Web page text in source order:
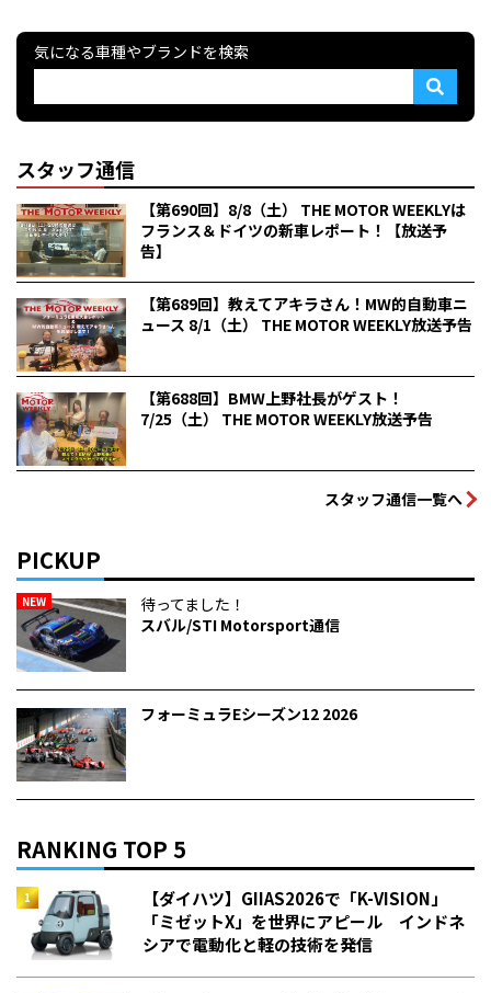
気になる車種やブランドを検索
スタッフ通信
【第690回】8/8（土） THE MOTOR WEEKLYは
フランス＆ドイツの新車レポート！【放送予
告】
【第689回】教えてアキラさん！MW的自動車ニ
ュース 8/1（土） THE MOTOR WEEKLY放送予告
【第688回】BMW上野社長がゲスト！
7/25（土） THE MOTOR WEEKLY放送予告
スタッフ通信一覧へ
PICKUP
NEW
待ってました！
スバル/STI Motorsport通信
フォーミュラEシーズン12 2026
RANKING TOP 5
【ダイハツ】GIIAS2026で「K-VISION」
「ミゼットX」を世界にアピール インドネ
シアで電動化と軽の技術を発信